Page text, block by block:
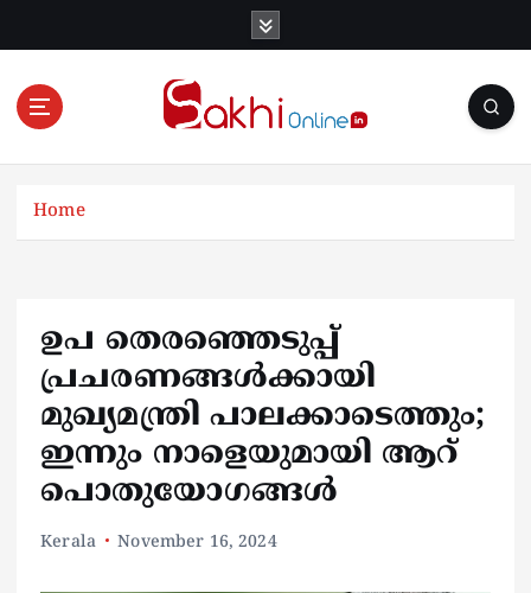
Online News Portal
Home
ഉപ തെരഞ്ഞെടുപ്പ്
പ്രചരണങ്ങൾക്കായി
മുഖ്യമന്ത്രി പാലക്കാടെത്തും;
ഇന്നും നാളെയുമായി ആറ്
പൊതുയോഗങ്ങൾ
Kerala November 16, 2024